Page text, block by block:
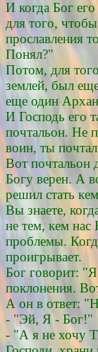
И когда Бог
для того,
прославления
Понял?"
Потом, для
землей, был
еще один
И Господь его
почтальон. Не
воин, ты
Вот почтальон
Богу верен. А
решил стать
Вы знаете,
не тем, кем нас
проблемы.
проигрывает.
Бог говорит:
поклонения.
А он в ответ:
- "Эй, Я - Бог!"
- "А я не хочу